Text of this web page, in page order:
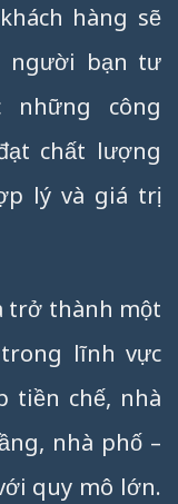
hàng sẽ
người bạn tư
những công
chất lượng
lý và giá trị
trở thành một
lĩnh vực
tiền chế, nhà
nhà phố –
quy mô lớn.